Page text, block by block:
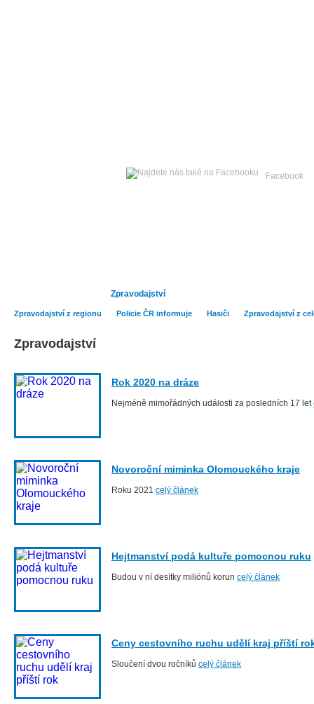
Facebook
Zpravodajství
Zpravodajství z regionu Policie ČR informuje Hasiči Zpravodajství z
Zpravodajství
Rok 2020 na dráze
Nejméně mimořádných události za posledních 17 let
Novoroční miminka Olomouckého kraje
Roku 2021 celý článek
Hejtmanství podá kultuře pomocnou ruku
Budou v ní desítky miliónů korun celý článek
Ceny cestovního ruchu udělí kraj příští
Sloučení dvou ročníků celý článek